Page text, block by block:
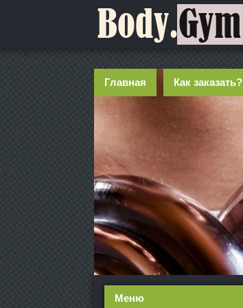
Главная Как заказать?
Меню